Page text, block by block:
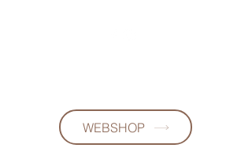
WEBSHOP